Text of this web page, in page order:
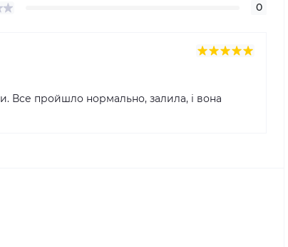
0
Все пройшло нормально, залила, і вона